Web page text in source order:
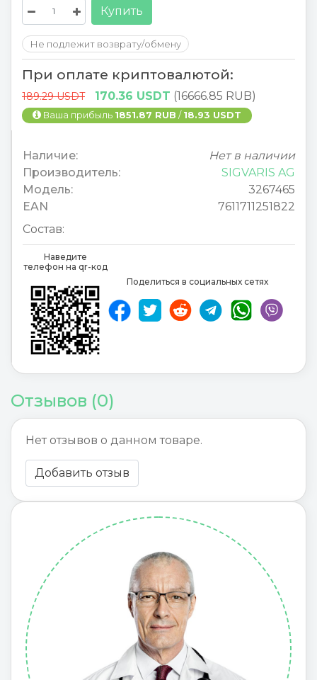
Купить
Не подлежит возврату/обмену
При оплате криптовалютой:
189.29 USDT 170.36 USDT (16666.85 RUB)
Ваша прибыль 1851.87 RUB / 18.93 USDT
Наличие:
Нет в наличии
Производитель:
SIGVARIS AG
Модель:
3267465
EAN
7611711251822
Состав:
Наведите
телефон на qr-код
Поделиться в социальных сетях
Отзывов (0)
Нет отзывов о данном товаре.
Добавить отзыв